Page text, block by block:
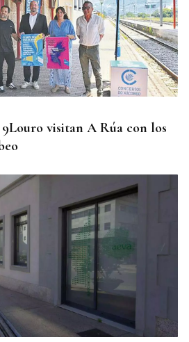
visitan A Rúa con los